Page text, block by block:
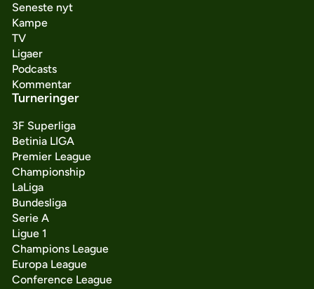
Seneste nyt
Kampe
TV
Ligaer
Podcasts
Kommentar
Turneringer
3F Superliga
Betinia LIGA
Premier League
Championship
LaLiga
Bundesliga
Serie A
Ligue 1
Champions League
Europa League
Conference League